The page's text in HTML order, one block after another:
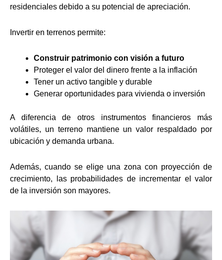
residenciales debido a su potencial de apreciación.
Invertir en terrenos permite:
Construir patrimonio con visión a futuro
Proteger el valor del dinero frente a la inflación
Tener un activo tangible y durable
Generar oportunidades para vivienda o inversión
A diferencia de otros instrumentos financieros más
volátiles, un terreno mantiene un valor respaldado por
ubicación y demanda urbana.
Además, cuando se elige una zona con proyección de
crecimiento, las probabilidades de incrementar el valor
de la inversión son mayores.